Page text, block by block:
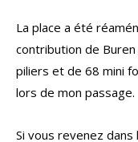
La place a été
contribution de
piliers et de 68 mini
lors de mon passage.
Si vous revenez